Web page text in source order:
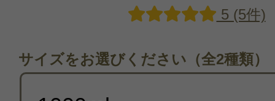
5 (5件)
サイズをお選びください（全2種類）